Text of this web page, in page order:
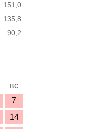
151,0
135,8
90,2
вс
7
14